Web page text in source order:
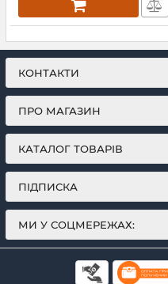
КОНТАКТИ
ПРО МАГАЗИН
КАТАЛОГ ТОВАРІВ
ПІДПИСКА
МИ У СОЦМЕРЕЖАХ: